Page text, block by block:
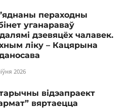
пераходны
уганараваў
дзевяцёх чалавек.
ліку – Кацярына
2026
відэапраект
вяртаецца